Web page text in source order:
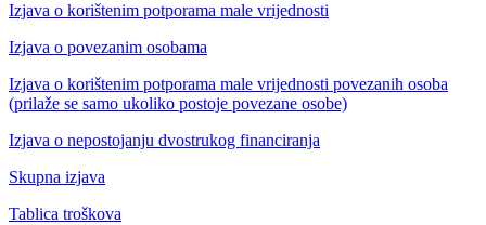
Izjava o korištenim potporama male vrijednosti
Izjava o povezanim osobama
Izjava o korištenim potporama male vrijednosti povezanih osoba
(prilaže se samo ukoliko postoje povezane osobe)
Izjava o nepostojanju dvostrukog financiranja
Skupna izjava
Tablica troškova